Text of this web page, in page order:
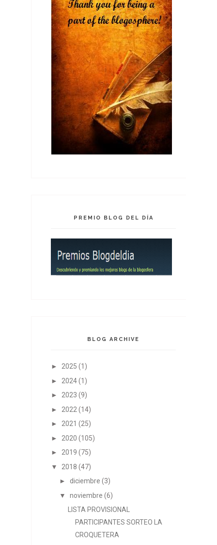
PREMIO BLOG DEL DÍA
BLOG ARCHIVE
► 2025 (1)
► 2024(1)
► 2023 (9)
► 2022 (14)
► 2021 (25)
► 2020 (105)
► 2019 (75)
▼
2018 (47)
► diciembre (3)
▼
noviembre (6)
LISTA PROVISIONAL
PARTICIPANTES SORTEO LA
CROQUETERA